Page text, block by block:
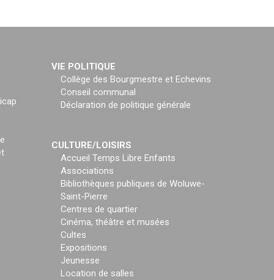
VIE POLITIQUE
Collège des Bourgmestre et Echevins
Conseil communal
Déclaration de politique générale
CULTURE/LOISIRS
Accueil Temps Libre Enfants
Associations
Bibliothèques publiques de Woluwe-
Saint-Pierre
Centres de quartier
Cinéma, théâtre et musées
Cultes
Expositions
Jeunesse
Location de salles